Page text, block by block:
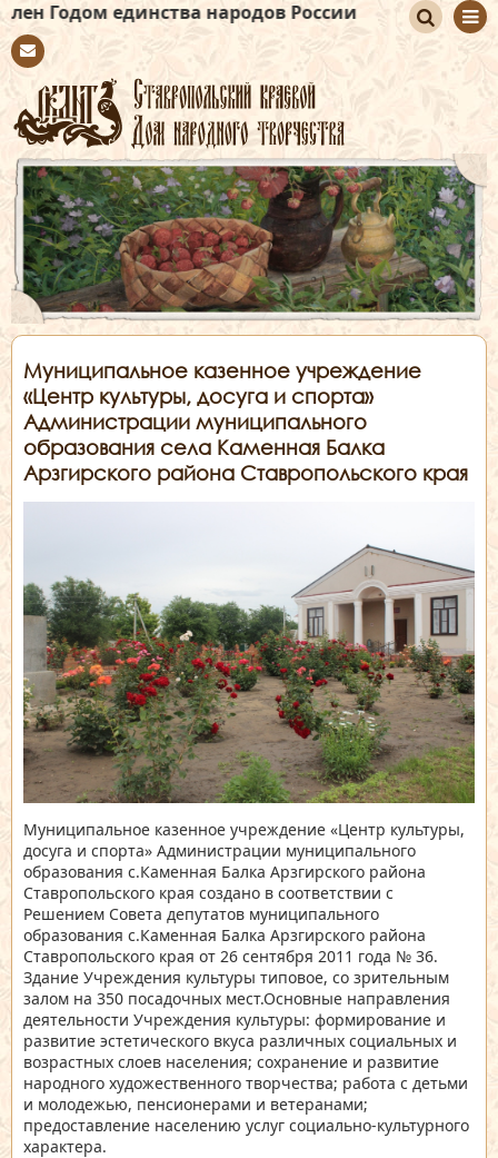
народов России
tact
иск
Муниципальное казенное учреждение
«Центр культуры, досуга и спорта»
Администрации муниципального
образования села Каменная Балка
Арзгирского района Ставропольского края
Муниципальное казенное учреждение «Центр культуры,
досуга и спорта» Администрации муниципального
образования с.Каменная Балка Арзгирского района
Ставропольского края создано в соответствии с
Решением Совета депутатов муниципального
образования с.Каменная Балка Арзгирского района
Ставропольского края от 26 сентября 2011 года № 36.
Здание Учреждения культуры типовое, со зрительным
залом на 350 посадочных мест.Основные направления
деятельности Учреждения культуры: формирование и
развитие эстетического вкуса различных социальных и
возрастных слоев населения; сохранение и развитие
народного художественного творчества; работа с детьми
и молодежью, пенсионерами и ветеранами;
предоставление населению услуг социально-культурного
характера.